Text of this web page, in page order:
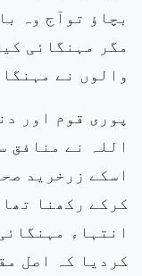
بچاؤ توآج وہ
مگر مہنگائی
والوں نے
پوری قوم اور
اللہ نے منافق
اسکے زرخرید
کرکے رکھنا
انتہاء
کردیا کہ اصل